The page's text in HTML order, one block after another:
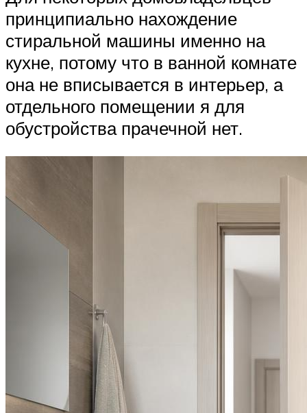
принципиально нахождение
стиральной машины именно на
кухне, потому что в ванной комнате
она не вписывается в интерьер, а
отдельного помещении я для
обустройства прачечной нет.